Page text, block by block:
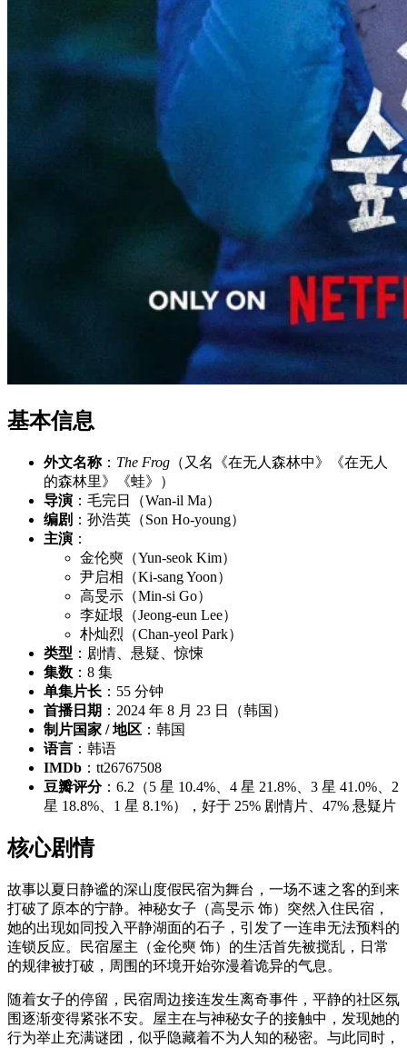
基本信息
外文名称： The Frog （又名《在无人森林中》《在无人
的森林里》《蛙》）
导演 ：毛完日（Wan-il Ma）
编剧 ：孙浩英（Son Ho-young）
主演 ：
金伦奭（Yun-seok Kim）
尹启相（Ki-sang Yoon）
高旻示（Min-si Go）
李姃垠（Jeong-eun Lee）
朴灿烈（Chan-yeol Park）
类型 ：剧情、悬疑、惊悚
集数 ：8 集
单集片长 ：55 分钟
首播日期 ：2024 年 8 月 23 日（韩国）
制片国家 / 地区 ：韩国
语言 ：韩语
IMDb ：tt26767508
豆瓣评分：6.2（5 星 10.4%、4 星 21.8%、3 星 41.0%、2
星 18.8%、1 星 8.1%），好于 25% 剧情片、47% 悬疑片
核心剧情
故事以夏日静谧的深山度假民宿为舞台，一场不速之客的到来
打破了原本的宁静。神秘女子（高旻示 饰）突然入住民宿，
她的出现如同投入平静湖面的石子，引发了一连串无法预料的
连锁反应。民宿屋主（金伦奭 饰）的生活首先被搅乱，日常
的规律被打破，周围的环境开始弥漫着诡异的气息。
随着女子的停留，民宿周边接连发生离奇事件，平静的社区氛
围逐渐变得紧张不安。屋主在与神秘女子的接触中，发现她的
行为举止充满谜团，似乎隐藏着不为人知的秘密。与此同时，